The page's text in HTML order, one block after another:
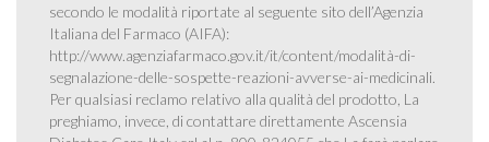
secondo le modalità riportate al seguente sito dell’Agenzia
Italiana del Farmaco (AIFA):
http://www.agenziafarmaco.gov.it/it/content/modalità-di-
segnalazione-delle-sospette-reazioni-avverse-ai-medicinali.
Per qualsiasi reclamo relativo alla qualità del prodotto, La
preghiamo, invece, di contattare direttamente Ascensia